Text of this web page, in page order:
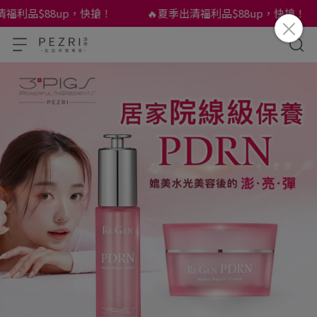
品$88up，快搶！ 🔥夏季出清福利品$88up，快搶！